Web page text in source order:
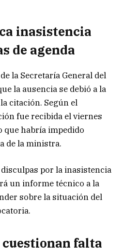
inasistencia
de agenda
la Secretaría General del
la ausencia se debió a la
citación. Según el
fue recibida el viernes
que habría impedido
de la ministra.
por la inasistencia
un informe técnico a la
sobre la situación del
falta